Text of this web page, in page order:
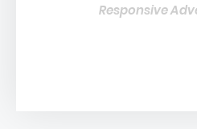
Responsive